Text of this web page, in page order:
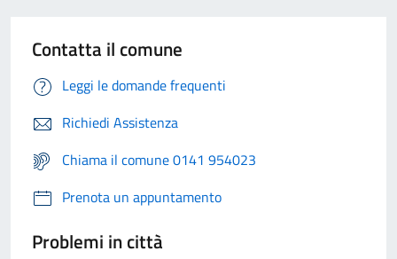
Contatta il comune
Leggi le domande frequenti
Richiedi Assistenza
Chiama il comune 0141 954023
Prenota un appuntamento
Problemi in città